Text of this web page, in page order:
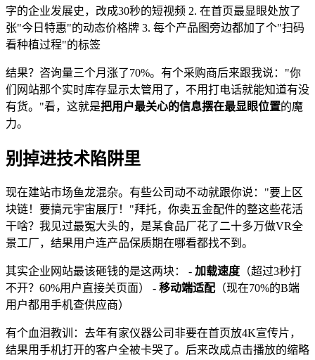
字的企业发展史，改成30秒的短视频 2. 在首页最显眼处放了
张"今日特惠"的动态价格牌 3. 每个产品图旁边都加了个"扫码
看种植过程"的标签
结果？咨询量三个月涨了70%。有个采购商后来跟我说："你
们网站那个实时库存显示太管用了，不用打电话就能知道有没
有货。"看，这就是把用户最关心的信息摆在最显眼位置的魔
力。
别掉进技术陷阱里
现在建站市场鱼龙混杂。有些公司动不动就跟你说："要上区
块链！要搞元宇宙展厅！"拜托，你卖五金配件的整这些花活
干啥？我见过最冤大头的，是某食品厂花了二十多万做VR全
景工厂，结果用户连产品保质期在哪看都找不到。
其实企业网站最该砸钱的是这两块： - 加载速度 （超过3秒打
不开？60%用户直接关页面） - 移动端适配 （现在70%的B端
用户都用手机查供应商）
有个血泪教训：去年有家仪器公司非要在首页放4K宣传片，
结果用手机打开的客户全被卡哭了。后来改成点击播放的缩略